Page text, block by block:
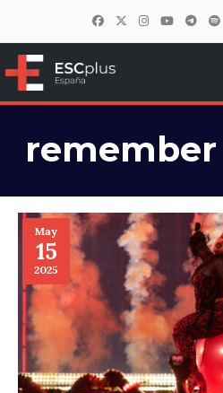
ESCplus España
May
15
2025